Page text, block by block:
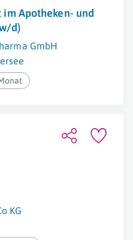
Apotheken- und
d)
GmbH
KG